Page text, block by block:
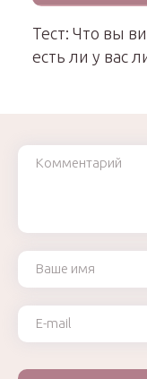
Тест: Что вы
есть ли у вас
Комментарий
Ваше имя
Ваш e-mail